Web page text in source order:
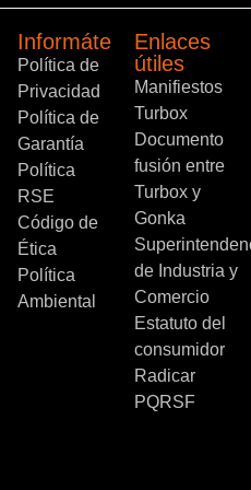
Informáte
Política de
Privacidad
Política de
Garantía
Política
RSE
Código de
Ética
Política
Ambiental
Enlaces
útiles
Manifiestos
Turbox
Documento
fusión entre
Turbox y
Gonka
de Industria y
Comercio
Estatuto del
consumidor
Radicar
PQRSF